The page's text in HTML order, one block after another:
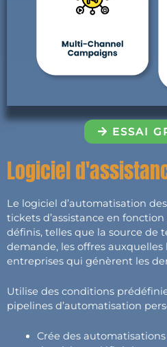
ESSAI
Logiciel
Le logiciel d’automatisation
tickets d’assistance en
définis, telles que la source de
demande, les offres
entreprises qui génèrent les
Utilise des conditions
pipelines d’automatisation
Crée des